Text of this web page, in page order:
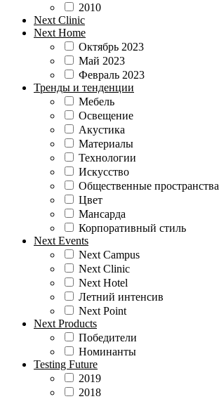
2010
Next Clinic
Next Home
Октябрь 2023
Май 2023
Февраль 2023
Тренды и тенденции
Мебель
Освещение
Акустика
Материалы
Технологии
Искусство
Общественные пространства
Цвет
Мансарда
Корпоративный стиль
Next Events
Next Campus
Next Clinic
Next Hotel
Летний интенсив
Next Point
Next Products
Победители
Номинанты
Testing Future
2019
2018